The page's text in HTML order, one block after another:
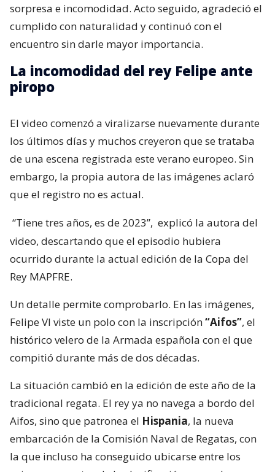
sorpresa e incomodidad. Acto seguido, agradeció el
cumplido con naturalidad y continuó con el
encuentro sin darle mayor importancia.
La incomodidad del rey Felipe ante
piropo
El video comenzó a viralizarse nuevamente durante
los últimos días y muchos creyeron que se trataba
de una escena registrada este verano europeo. Sin
embargo, la propia autora de las imágenes aclaró
que el registro no es actual.
“Tiene tres años, es de 2023”, explicó la autora del
video, descartando que el episodio hubiera
ocurrido durante la actual edición de la Copa del
Rey MAPFRE.
Un detalle permite comprobarlo. En las imágenes,
Felipe VI viste un polo con la inscripción“Aifos”, el
histórico velero de la Armada española con el que
compitió durante más de dos décadas.
La situación cambió en la edición de este año de la
tradicional regata. El rey ya no navega a bordo del
Aifos, sino que patronea el Hispania, la nueva
embarcación de la Comisión Naval de Regatas, con
la que incluso ha conseguido ubicarse entre los